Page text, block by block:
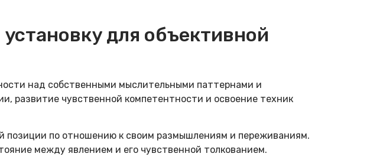
для объективной
над собственными мыслительными паттернами и
развитие чувственной компетентности и освоение техник
позиции по отношению к своим размышлениям и переживаниям.
между явлением и его чувственной толкованием.